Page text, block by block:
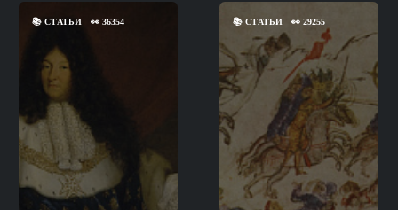
📚 СТАТЬИ 👀 36354 📚СТАТЬИ 👀29255